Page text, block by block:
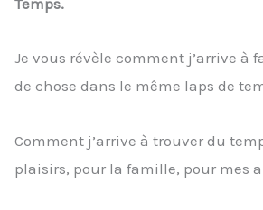
Je vous révèle comment j’arrive à
de chose dans le même laps de
Comment j’arrive à trouver du
plaisirs, pour la famille, pour mes